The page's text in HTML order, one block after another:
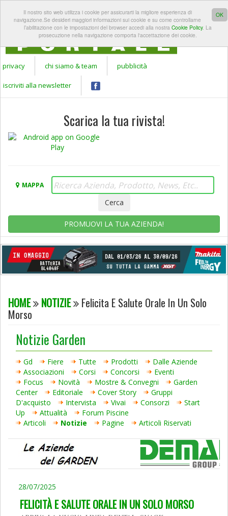
OK
Il nostro sito web utilizza i cookie per assicurarti la migliore esperienza di
navigazione.Se desideri maggiori informazioni sui cookie e su come controllarne
l’abilitazione con le impostazioni del browser accedi alla nostra Cookie Policy. La
prosecuzione nella navigazione comporta l'accettazione dei cookie.
GARDEN
PORTALE
LOGIN
privacy chi siamo & team pubblicità
iscriviti alla newsletter
Scarica la tua rivista!
MAPPA
PROMUOVI LA TUA AZIENDA!
HOME NOTIZIE Felicita E Salute Orale In Un Solo
Morso
Notizie Garden
Gd Fiere Tutte Prodotti
Dalle Aziende
Associazioni
Corsi Concorsi
Eventi
Focus
Novità Mostre & Convegni
Garden
Center
Editoriale Cover Story
Gruppi
D'acquisto
Intervista Vivai Consorzi
Start
Up
Attualità
Forum Piscine
Articoli
Notizie Pagine Articoli Riservati
28/07/2025
FELICITÀ E SALUTE ORALE IN UN SOLO MORSO